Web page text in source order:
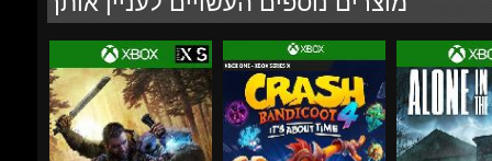
-46% ₪280.54
₪178.98 -87% ₪240.46
₪37.29 -57%